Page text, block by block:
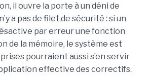
il ouvre la porte à un déni de
a pas de filet de sécurité : si un
par erreur une fonction
de la mémoire, le système est
pourraient aussi s’en servir
effective des correctifs.